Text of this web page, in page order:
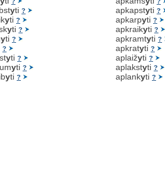
yti ?
yti ?
yti ?
yti ?
?
yti ?
yti ?
yti ?
apkapstyti ?
apkarpyti ?
apkraikyti ?
apkramtyti ?
apkratyti ?
aplaižyti ?
aplakstyti ?
aplankyti ?